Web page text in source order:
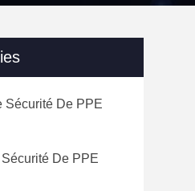
Sécurité De PPE
De PPE